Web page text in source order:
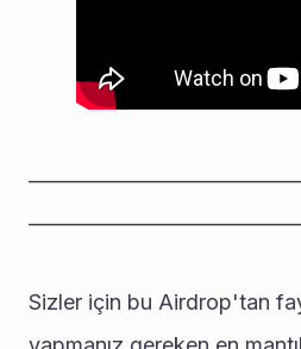
Sizler için bu Airdrop'tan